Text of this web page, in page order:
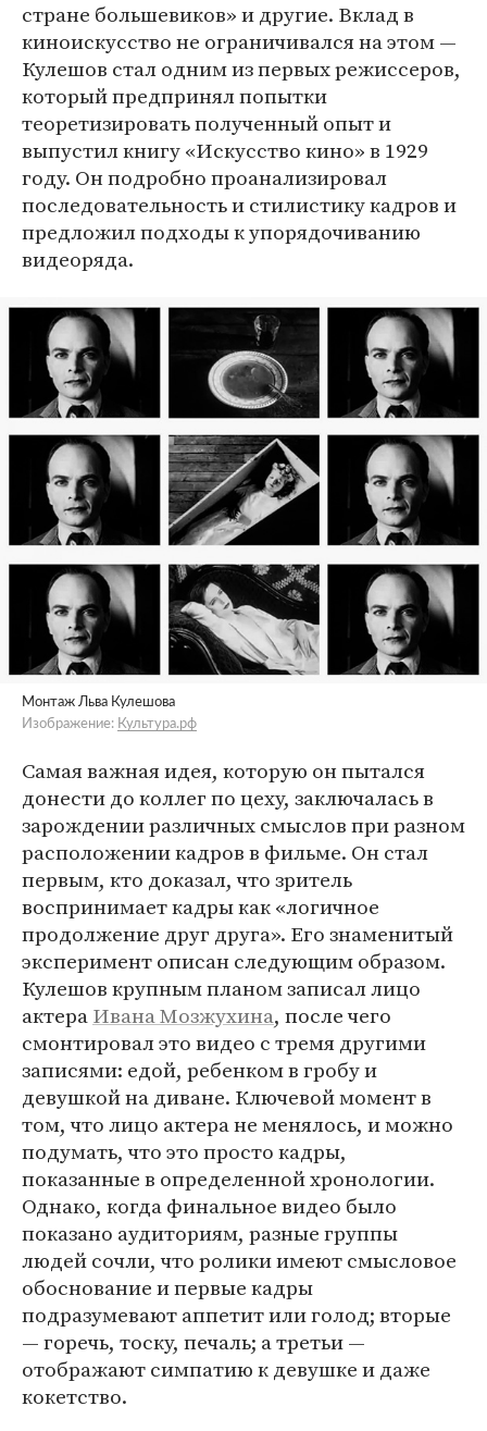
стране большевиков» и другие. Вклад в
киноискусство не ограничивался на этом —
Кулешов стал одним из первых режиссеров,
который предпринял попытки
теоретизировать полученный опыт и
выпустил книгу «Искусство кино» в 1929
году. Он подробно проанализировал
последовательность и стилистику кадров и
предложил подходы к упорядочиванию
видеоряда.
Монтаж Льва Кулешова
Изображение: Культура.рф
Самая важная идея, которую он пытался
донести до коллег по цеху, заключалась в
зарождении различных смыслов при разном
расположении кадров в фильме. Он стал
первым, кто доказал, что зритель
воспринимает кадры как «логичное
продолжение друг друга». Его знаменитый
эксперимент описан следующим образом.
Кулешов крупным планом записал лицо
актераИвана Мозжухина, после чего
смонтировал это видео с тремя другими
записями: едой, ребенком в гробу и
девушкой на диване. Ключевой момент в
том, что лицо актера не менялось, и можно
подумать, что это просто кадры,
показанные в определенной хронологии.
Однако, когда финальное видео было
показано аудиториям, разные группы
людей сочли, что ролики имеют смысловое
обоснование и первые кадры
подразумевают аппетит или голод; вторые
— горечь, тоску, печаль; а третьи —
отображают симпатию к девушке и даже
кокетство.